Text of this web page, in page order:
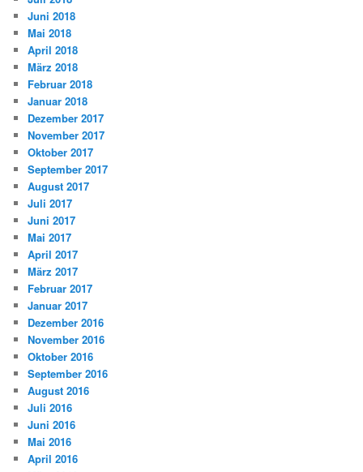
Juni 2018
Mai 2018
April 2018
März 2018
Februar 2018
Januar 2018
Dezember 2017
November 2017
Oktober 2017
September 2017
August 2017
Juli 2017
Juni 2017
Mai 2017
April 2017
März 2017
Februar 2017
Januar 2017
Dezember 2016
November 2016
Oktober 2016
September 2016
August 2016
Juli 2016
Juni 2016
Mai 2016
April 2016